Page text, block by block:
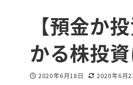
【預金か
かる株投
投稿日
2020年6月18日
更新日
2020年6月